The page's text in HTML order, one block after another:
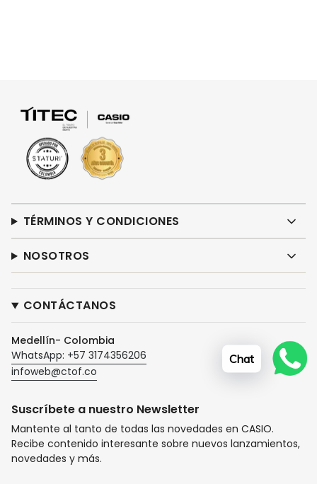
TÉRMINOS Y CONDICIONES
NOSOTROS
CONTÁCTANOS
Medellín- Colombia
WhatsApp: +57 3174356206
infoweb@ctof.co
Suscríbete a nuestro Newsletter
Mantente al tanto de todas las novedades en CASIO.
Recibe contenido interesante sobre nuevos lanzamientos,
novedades y más.
Chat